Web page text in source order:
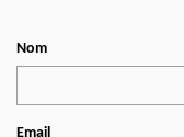
Nom
Email